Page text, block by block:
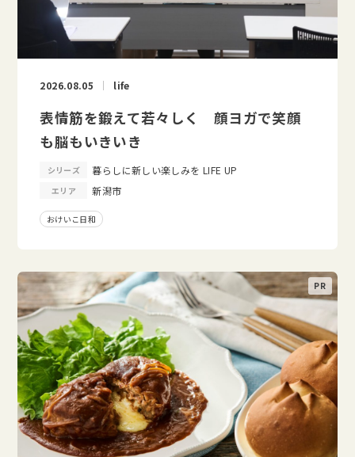
2026.08.05 life
表情筋を鍛えて若々しく 顔ヨガで笑顔
も脳もいきいき
シリーズ 暮らしに新しい楽しみを LIFE UP
エリア 新潟市
おけいこ日和